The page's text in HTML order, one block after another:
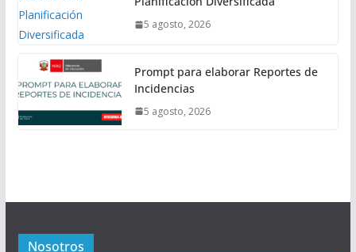
5 agosto, 2026
Prompt para elaborar Reportes de
Incidencias
5 agosto, 2026
Nosotros